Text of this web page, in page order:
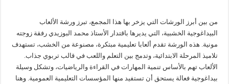
من بين أبرز الورشات التي يزخر بها هذا المجمع، تبرز ورشة الألعاب
البيداغوجية الخشبية، التي يديرها باقتدار الأستاذ محمد البوزيدي رفقة زوجته
مونية. هذه الورشة تقدم ألعابا تعليمية مبتكرة، مصنوعة من الخشب، تستهدف
تلاميذ المرحلة الابتدائية، وتدمج بين التعلم واللعب في قالب تربوي جذاب.
الألعاب تهم بالأساس تنمية المهارات في القراءة والرياضيات، وتشكل وسيلة
بيداغوجية فعالة يستحق أن تستفيد منها المؤسسات التعليمية العمومية. وهنا